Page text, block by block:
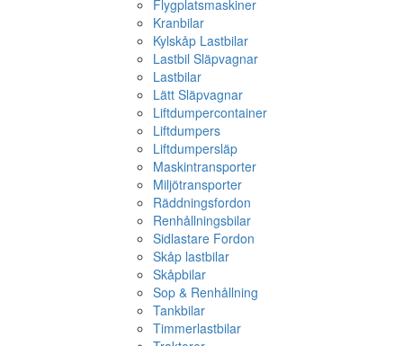
Flygplatsmaskiner
Kranbilar
Kylskåp Lastbilar
Lastbil Släpvagnar
Lastbilar
Lätt Släpvagnar
Liftdumpercontainer
Liftdumpers
Liftdumpersläp
Maskintransporter
Miljötransporter
Räddningsfordon
Renhållningsbilar
Sidlastare Fordon
Skåp lastbilar
Skåpbilar
Sop & Renhållning
Tankbilar
Timmerlastbilar